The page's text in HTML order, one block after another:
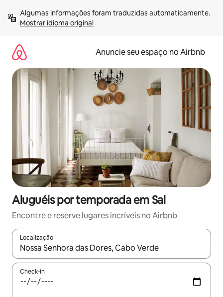
para
Mostrar idioma original
Anuncie seu espaço no Airbnb
Aluguéis por temporada em Sal
Encontre e reserve lugares incríveis no Airbnb
Localização
Quando os resultados estiverem disponíveis, explore-os
Check-in